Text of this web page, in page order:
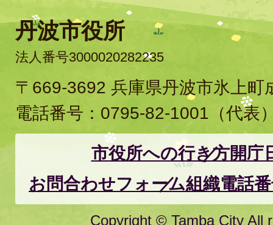
丹波市役所
法人番号3000020282235
〒669-3692 兵庫県丹波市氷上町
電話番号： 0795-82-1001 （代表
市役所への行き方開庁
お問合わせフォーム組織電話
Copyright © Tamba City All